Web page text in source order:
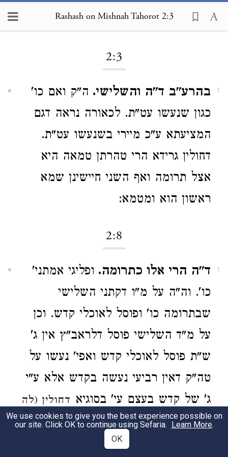
Rashash on Mishnah Tahorot 2:3
2:3
1 בהרע"ב ד"ה והשלישי. ה"ק ואם כו'
כגון שנעשו עט"ת. לכאורה נראה דגם
המציעתא ע"כ מיירי בשנעשו עט"ת.
דחולין גרידא הרי טהרתן טמאה היא
אצל תרומה ואף השני חיישינן שמא
ראשון הוא ומטמא:
2:8
1 ד"ה הרי אלו כתרומה. ופליגי אמתני'
כו'. וה"ה על מ"ו דקתני השלישי
שבתרומה כו' ופוסל לאוכלי קדש. וכן
על מ"ד השלישי פוסל דלראב"ץ אין ג'
ש"ת פוסל לאוכלי קדש ואפי' נעשו על
טה"ק דאין רביעי נעשה בקדש אלא ע"י
ג' של קדש בעצם עי' בסוגיא דחולין (לה
א וב) ובר"ש כאן ותראה שכן הוא. זולת
תרומה שלא שמרה על טה"ק אפשר
We use cookies to give you the best experience possible on
our site. Click OK to continue using Sefaria. Learn More.
OK